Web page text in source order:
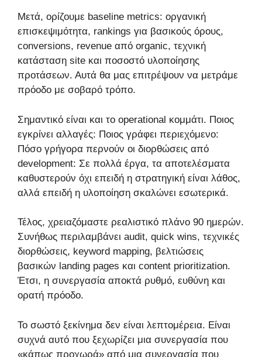
Μετά, ορίζουμε baseline metrics: οργανική
επισκεψιμότητα, rankings για βασικούς όρους,
conversions, revenue από organic, τεχνική
κατάσταση site και ποσοστό υλοποίησης
προτάσεων. Αυτά θα μας επιτρέψουν να μετράμε
πρόοδο με σοβαρό τρόπο.
Σημαντικό είναι και το operational κομμάτι. Ποιος
εγκρίνει αλλαγές: Ποιος γράφει περιεχόμενο:
Πόσο γρήγορα περνούν οι διορθώσεις από
development: Σε πολλά έργα, τα αποτελέσματα
καθυστερούν όχι επειδή η στρατηγική είναι λάθος,
αλλά επειδή η υλοποίηση σκαλώνει εσωτερικά.
Τέλος, χρειαζόμαστε ρεαλιστικό πλάνο 90 ημερών.
Συνήθως περιλαμβάνει audit, quick wins, τεχνικές
διορθώσεις, keyword mapping, βελτιώσεις
βασικών landing pages και content prioritization.
Έτσι, η συνεργασία αποκτά ρυθμό, ευθύνη και
ορατή πρόοδο.
Το σωστό ξεκίνημα δεν είναι λεπτομέρεια. Είναι
συχνά αυτό που ξεχωρίζει μια συνεργασία που
«κάπως προχωρά» από μια συνεργασία που